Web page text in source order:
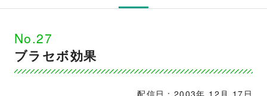
No.27
ブラセボ効果
配信日：2003年 12月 17日